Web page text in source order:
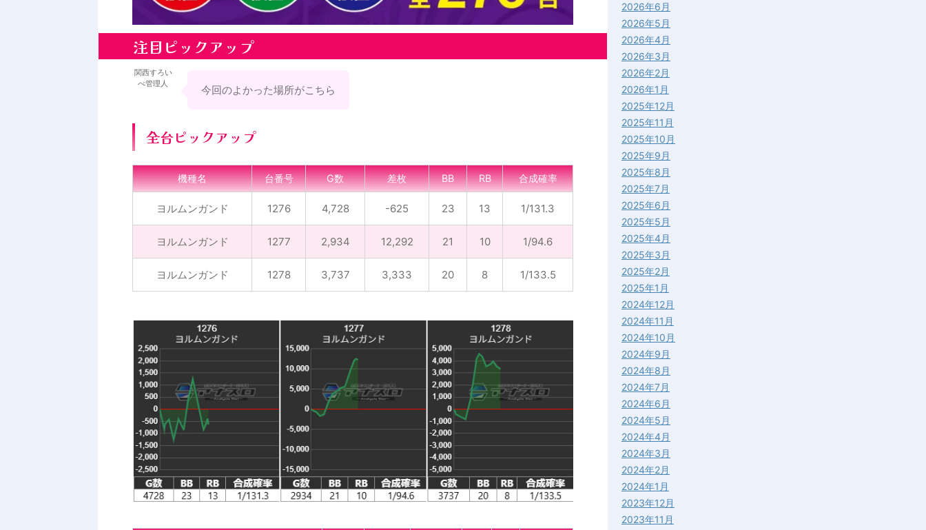
注目ピックアップ
関西すろい
べ管理人
今回のよかった場所がこちら
全台ピックアップ
機種名 台番号 G数 差枚 BB RB 合成確率
ヨルムンガンド 1276 4,728 -625 23 13 1/131.3
ヨルムンガンド 1277 2,934 12,292 21 10 1/94.6
ヨルムンガンド 1278 3,737 3,333 20 8 1/133.5
2026年6月
2026年5月
2026年4月
2026年3月
2026年2月
2026年1月
2025年12月
2025年11月
2025年10月
2025年9月
2025年8月
2025年7月
2025年6月
2025年5月
2025年4月
2025年3月
2025年2月
2025年1月
2024年12月
2024年11月
2024年10月
2024年9月
2024年8月
2024年7月
2024年6月
2024年5月
2024年4月
2024年3月
2024年2月
2024年1月
2023年12月
2023年11月